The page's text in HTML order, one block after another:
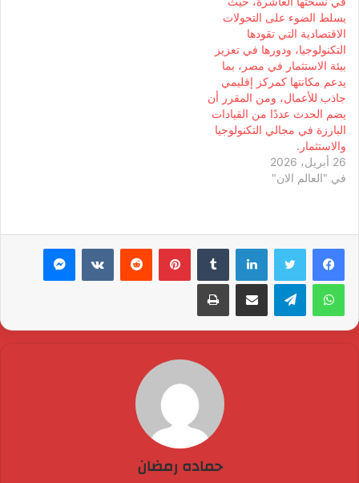
يسلط الضوء على التحولات
الاقتصادية التي تقودها
التكنولوجيا، ودورها في تعزيز
بيئة الاستثمار في مصر، بما
يدعم مكانتها كمركز إقليمي
جاذب للأعمال، ومن المقرر أن
يضم الحدث عددًا من القيادات
البارزة في مجالي التكنولوجيا
والاستثمار.
26 أبريل، 2026
في "العالم الان"
لينكدإن بينتيريست ماسنجر
واتساب تيلقرام مشاركة عبر البريد طباعة
حماده رمضان